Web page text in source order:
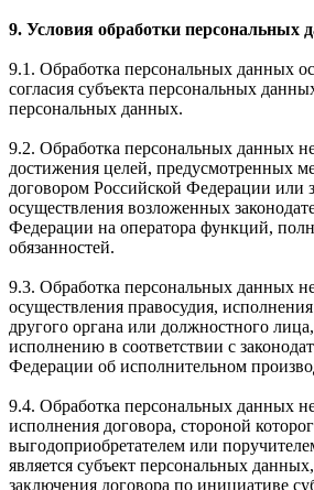
9. Условия обработки персональных
9.1. Обработка персональных данных
согласия субъекта персональных
персональных данных.
9.2. Обработка персональных данных
достижения целей, предусмотренных
договором Российской Федерации или
осуществления возложенных
Федерации на оператора функций,
обязанностей.
9.3. Обработка персональных данных
осуществления правосудия, исполнения
другого органа или должностного
исполнению в соответствии с
Федерации об исполнительном
9.4. Обработка персональных данных
исполнения договора, стороной
выгодоприобретателем или
является субъект персональных
заключения договора по инициативе